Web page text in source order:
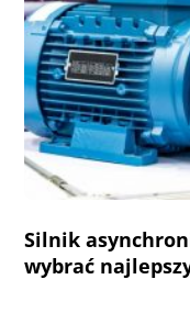
Silnik
wybrać